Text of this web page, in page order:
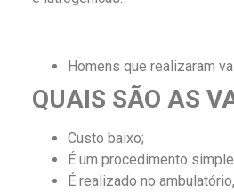
Homens que realizaram
QUAIS SÃO AS
Custo baixo;
É um procedimento
É realizado no